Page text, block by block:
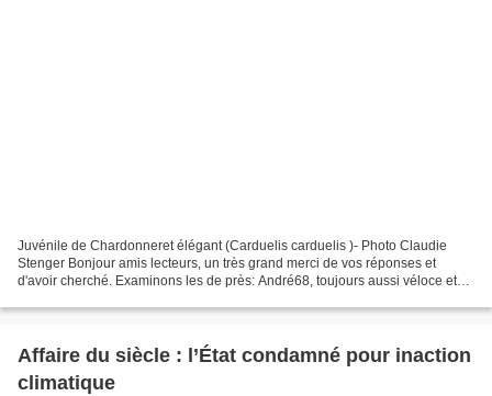
Juvénile de Chardonneret élégant (Carduelis carduelis )- Photo Claudie
Stenger Bonjour amis lecteurs, un très grand merci de vos réponses et
d'avoir cherché. Examinons les de près: André68, toujours aussi véloce et
Affaire du siècle : l’État condamné pour inaction
climatique